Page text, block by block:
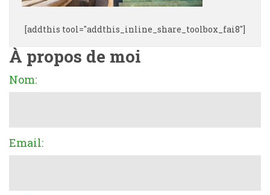
[addthis tool="addthis_inline_share_toolbox_fai8"]
À propos de moi
Nom:
Email: